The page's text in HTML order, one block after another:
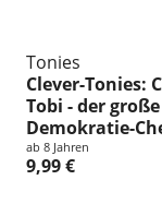
Tonies
Clever-Tonies:
Tobi - der große
Demokratie-
ab 8 Jahren
9,99 €